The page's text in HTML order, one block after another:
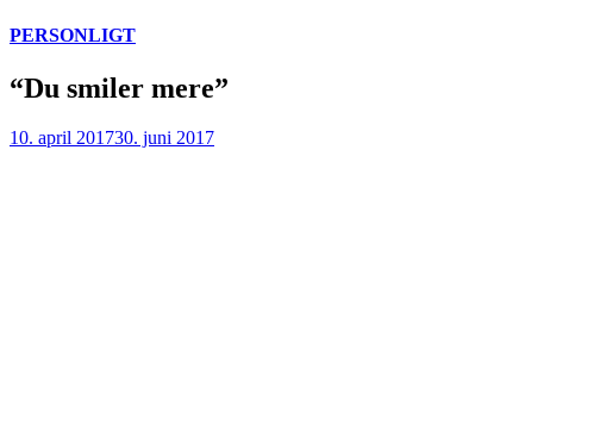
Skip
content
PERSONLIGT
“Du smiler mere”
10. april 201730. juni 2017